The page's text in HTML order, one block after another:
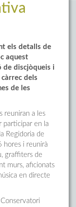
els detalls de
aquest
de discjòqueis i
dels
de les
reuniran a les
participar en la
Regidoria de
hores i reunirà
graffiters de
murs, aficionats
en directe